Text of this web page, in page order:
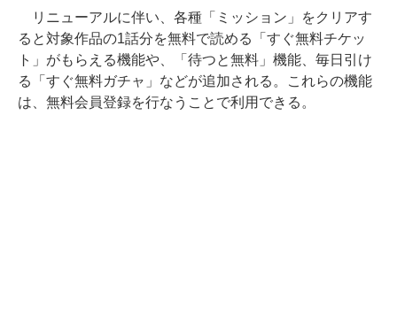
リニューアルに伴い、各種「ミッション」をクリアす
ると対象作品の1話分を無料で読める「すぐ無料チケッ
ト」がもらえる機能や、「待つと無料」機能、毎日引け
る「すぐ無料ガチャ」などが追加される。これらの機能
は、無料会員登録を行なうことで利用できる。